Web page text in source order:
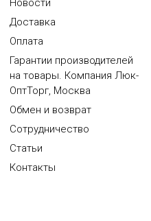
Новости
Доставка
Оплата
Гарантии производителей
на товары. Компания Люк-
ОптТорг, Москва
Обмен и возврат
Сотрудничество
Статьи
Контакты